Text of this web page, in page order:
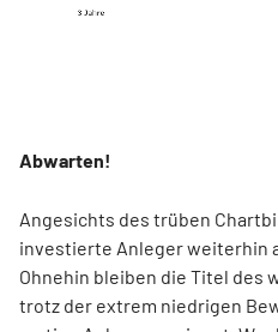
Abwarten!
Angesichts des trüben
investierte Anleger weiterhin
Ohnehin bleiben die Titel des
trotz der extrem niedrigen